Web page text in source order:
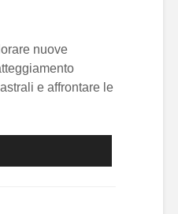
nuove
e affrontare le